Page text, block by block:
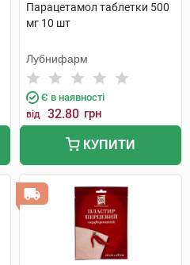
Парацетамол таблетки 500
мг 10 шт
Лубнифарм
Є в наявності
від 32.80 грн
КУПИТИ